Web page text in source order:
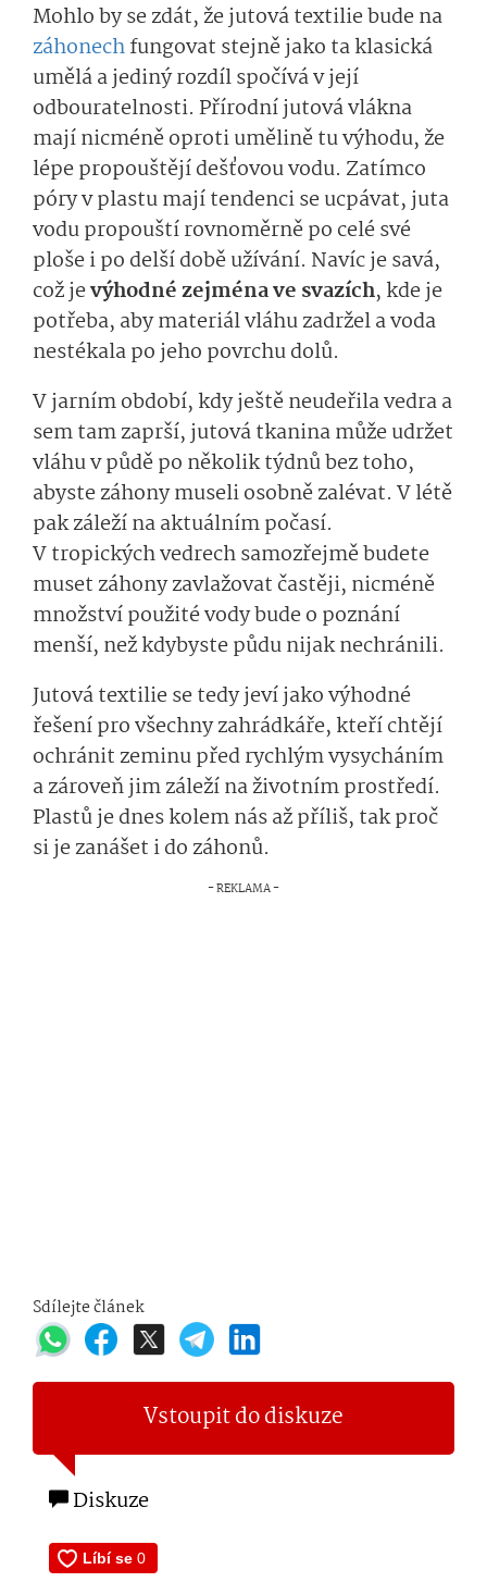
Mohlo by se zdát, že jutová textilie bude na
záhonechfungovat stejně jako ta klasická
umělá a jediný rozdíl spočívá v její
odbouratelnosti. Přírodní jutová vlákna
mají nicméně oproti umělině tu výhodu, že
lépe propouštějí dešťovou vodu. Zatímco
póry v plastu mají tendenci se ucpávat, juta
vodu propouští rovnoměrně po celé své
ploše i po delší době užívání. Navíc je savá,
což jevýhodné zejména ve svazích, kde je
potřeba, aby materiál vláhu zadržel a voda
nestékala po jeho povrchu dolů.
V jarním období, kdy ještě neudeřila vedra a
sem tam zaprší, jutová tkanina může udržet
vláhu v půdě po několik týdnů bez toho,
abyste záhony museli osobně zalévat. V létě
pak záleží na aktuálním počasí.
V tropických vedrech samozřejmě budete
muset záhony zavlažovat častěji, nicméně
množství použité vody bude o poznání
menší, než kdybyste půdu nijak nechránili.
Jutová textilie se tedy jeví jako výhodné
řešení pro všechny zahrádkáře, kteří chtějí
ochránit zeminu před rychlým vysycháním
a zároveň jim záleží na životním prostředí.
Plastů je dnes kolem nás až příliš, tak proč
si je zanášet i do záhonů.
Sdílejte článek
Vstoupit do diskuze
Diskuze